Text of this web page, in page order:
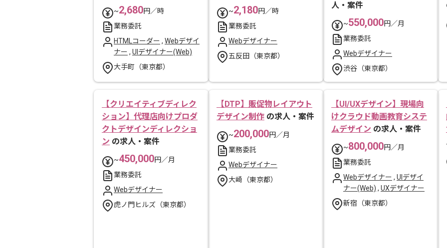
~2,680円／時
業務委託
HTMLコーダー , Webデザイ
ナー , UIデザイナー(Web)
大手町（東京都）
~2,180円／時
業務委託
Webデザイナー
五反田（東京都）
人・案件
~550,000円／月
業務委託
Webデザイナー
渋谷（東京都）
【クリエイティブディレク
ション】代理店向けプロダ
クトデザインディレクショ
ン の求人・案件
~450,000円／月
業務委託
Webデザイナー
虎ノ門ヒルズ（東京都）
【DTP】販促物レイアウト
デザイン制作 の求人・案件
~200,000円／月
業務委託
Webデザイナー
大崎（東京都）
【UI/UXデザイン】現場向
けクラウド動画教育システ
ムデザイン の求人・案件
~800,000円／月
業務委託
Webデザイナー , UIデザイ
ナー(Web) , UXデザイナー
新宿（東京都）